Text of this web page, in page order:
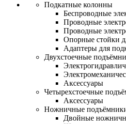
Подкатные колонны
Беспроводные
Проводные
Проводные
Опорные стойки
Адаптеры для
Двухстоечные
Аксессуары
Четырехстоечные
Аксессуары
Ножничные
Двойные